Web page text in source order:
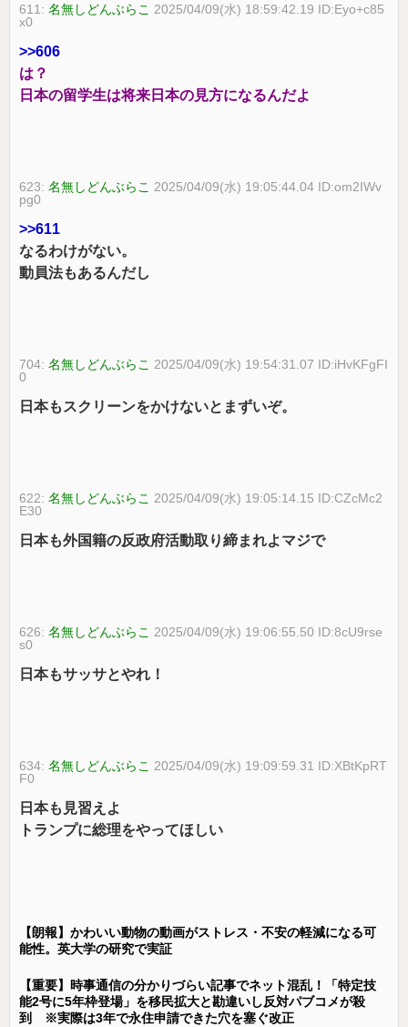
611:名無しどんぶらこ 2025/04/09(水) 18:59:42.19 ID:Eyo+c85
x0
>>606
は？
日本の留学生は将来日本の見方になるんだよ
623:名無しどんぶらこ 2025/04/09(水) 19:05:44.04 ID:om2IWv
pg0
>>611
なるわけがない。
動員法もあるんだし
704:名無しどんぶらこ 2025/04/09(水) 19:54:31.07 ID:iHvKFgFI
0
日本もスクリーンをかけないとまずいぞ。
622:名無しどんぶらこ 2025/04/09(水) 19:05:14.15 ID:CZcMc2
E30
日本も外国籍の反政府活動取り締まれよマジで
626:名無しどんぶらこ 2025/04/09(水) 19:06:55.50 ID:8cU9rse
s0
日本もサッサとやれ！
634:名無しどんぶらこ 2025/04/09(水) 19:09:59.31 ID:XBtKpRT
F0
日本も見習えよ
トランプに総理をやってほしい
【朗報】かわいい動物の動画がストレス・不安の軽減になる可
能性。英大学の研究で実証
【重要】時事通信の分かりづらい記事でネット混乱！「特定技
能2号に5年枠登場」を移民拡大と勘違いし反対パブコメが殺
到 ※実際は3年で永住申請できた穴を塞ぐ改正